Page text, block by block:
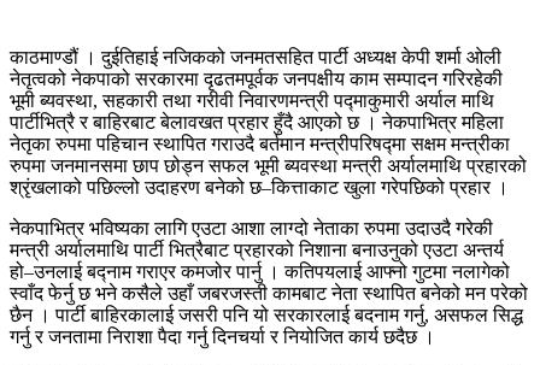
काठमाण्डौं । दुईतिहाई नजिकको जनमतसहित पार्टी अध्यक्ष केपी शर्मा ओली
नेतृत्वको नेकपाको सरकारमा दृढतमपूर्वक जनपक्षीय काम सम्पादन गरिरहेकी
भूमी ब्यवस्था, सहकारी तथा गरीवी निवारणमन्त्री पद्माकुमारी अर्याल माथि
पार्टीभित्रै र बाहिरबाट बेलावखत प्रहार हुँदै आएको छ । नेकपाभित्र महिला
नेतृका रुपमा पहिचान स्थापित गराउदै बर्तमान मन्त्रीपरिषद्‍मा सक्षम मन्त्रीका
रुपमा जनमानसमा छाप छोड्न सफल भूमी ब्यवस्था मन्त्री अर्यालमाथि प्रहारको
श्रृंखलाको पछिल्लो उदाहरण बनेको छ–कित्ताकाट खुला गरेपछिको प्रहार ।
नेकपाभित्र भविष्यका लागि एउटा आशा लाग्दो नेताका रुपमा उदाउदै गरेकी
मन्त्री अर्यालमाथि पार्टी भित्रैबाट प्रहारको निशाना बनाउनुको एउटा अन्तर्य
हो–उनलाई बद्नाम गराएर कमजोर पार्नु । कतिपयलाई आफ्नो गुटमा नलागेको
स्वाँद फेर्नु छ भने कसैले उहाँ जबरजस्ती कामबाट नेता स्थापित बनेको मन परेको
छैन । पार्टी बाहिरकालाई जसरी पनि यो सरकारलाई बदनाम गर्नु, असफल सिद्ध
गर्नु र जनतामा निराशा पैदा गर्नु दिनचर्या र नियोजित कार्य छदैछ ।